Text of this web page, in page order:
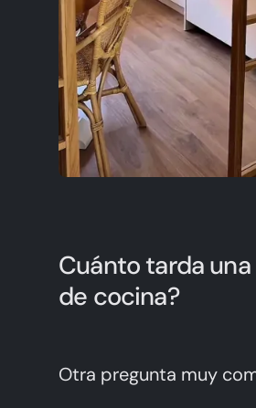
Cuánto tarda
de cocina?
Otra pregunta muy